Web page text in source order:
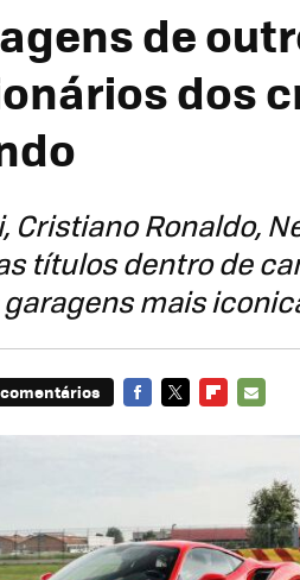
de
dos
Cristiano Ronaldo,
títulos dentro de
mais